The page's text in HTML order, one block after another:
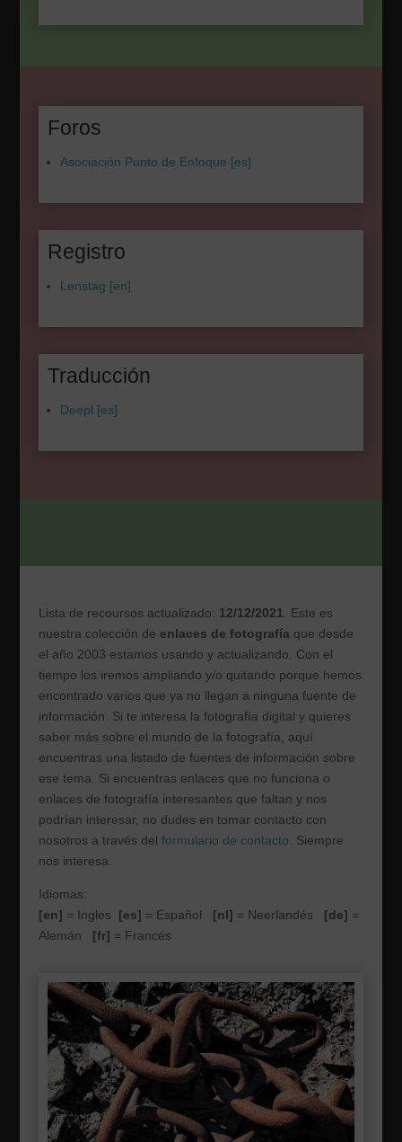
Foros
Asociación Punto de Enfoque [es]
Registro
Lenstag [en]
Traducción
Deepl [es]
Lista de recoursos actualizado: 12/12/2021 . Este es
nuestra colección de enlaces de fotografía que desde
el año 2003 estamos usando y actualizando. Con el
tiempo los iremos ampliando y/o quitando porque hemos
encontrado varios que ya no llegan a ninguna fuente de
información. Si te interesa la fotografía digital y quieres
saber más sobre el mundo de la fotografía, aquí
encuentras una listado de fuentes de información sobre
ese tema. Si encuentras enlaces que no funciona o
enlaces de fotografía interesantes que faltan y nos
podrían interesar, no dudes en tomar contacto con
nosotros a través del formulario de contacto . Siempre
nos interesa.
Idiomas:
[en] = Ingles [es] = Español [nl] = Neerlandés [de] =
Alemán [fr] = Francés